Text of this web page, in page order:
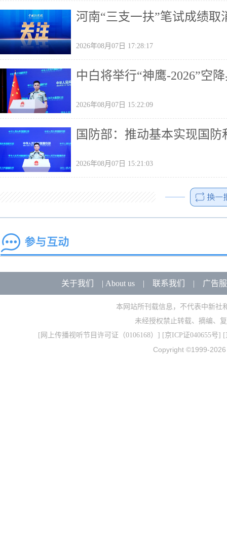
河南“三支一扶”笔试成绩取
2026年08月07日 17:28:17
中白将举行“神鹰-2026”空
2026年08月07日 15:22:09
国防部：推动基本实现国
2026年08月07日 15:21:03
关于我们 | About us| 联系我们 | 广告
本网站所刊载信息，不代表中新社
未经授权禁止转载、摘编、
[ 网上传播视听节目许可证（0106168） ] [京ICP证040655号] [
Copyright ©1999-